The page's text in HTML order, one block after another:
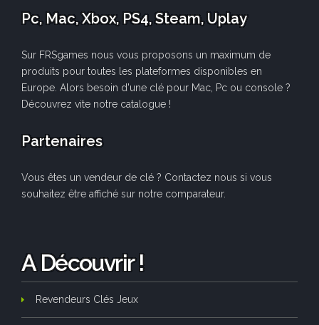
Pc, Mac, Xbox, PS4, Steam, Uplay
Sur FRSgames nous vous proposons un maximum de
produits pour toutes les plateformes disponibles en
Europe. Alors besoin d'une clé pour Mac, Pc ou console ?
Découvrez vite notre catalogue !
Partenaires
Vous êtes un vendeur de clé ? Contactez nous si vous
souhaitez être affiché sur notre comparateur.
A Découvrir !
Revendeurs Clés Jeux